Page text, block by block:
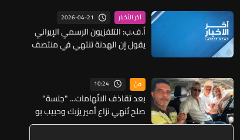
آخر الأخبار 2026-04-21
أ.ف.ب: التلفزيون الرسمي الإيراني
يقول إن الهدنة تنتهي في منتصف
فنّ 10:24
بعد تقاذف الاتّهامات... "جلسة"
صلح تُنهي نزاع أمير يزبك وحبيب بو
أنطون (صور)